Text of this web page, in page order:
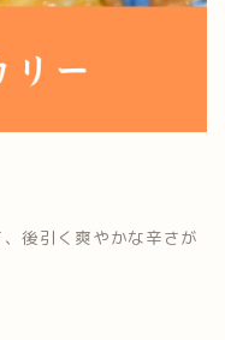
後引く爽やかな辛さが